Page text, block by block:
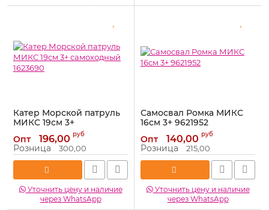
Катер Морской патруль
МИКС 19см 3+
самоходный 1623690
Артикул: 1623690
Опт 196,00 руб
Розница 300,00
Уточнить цену и наличие
через WhatsApp
Самосвал Ромка МИКС
16см 3+ 9621952
Артикул: 9621952
Опт 140,00 руб
Розница 215,00
Уточнить цену и наличие
через WhatsApp